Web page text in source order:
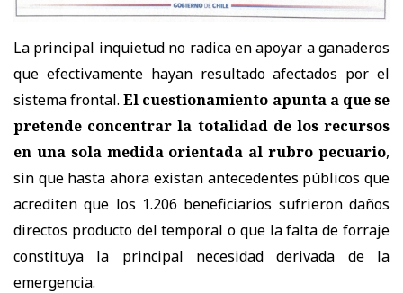
La principal inquietud no radica en apoyar a ganaderos
que efectivamente hayan resultado afectados por el
sistema frontal.El cuestionamiento apunta a que se
pretende concentrar la totalidad de los recursos
en una sola medida orientada al rubro pecuario,
sin que hasta ahora existan antecedentes públicos que
acrediten que los 1.206 beneficiarios sufrieron daños
directos producto del temporal o que la falta de forraje
constituya la principal necesidad derivada de la
emergencia.